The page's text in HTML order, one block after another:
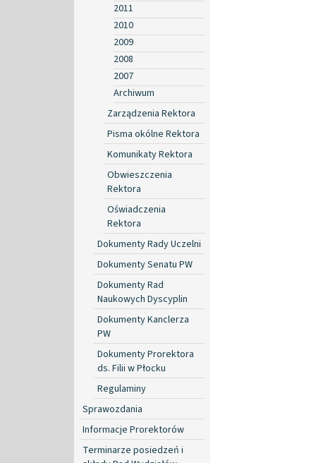
2011
2010
2009
2008
2007
Archiwum
Zarządzenia Rektora
Pisma okólne Rektora
Komunikaty Rektora
Obwieszczenia
Rektora
Oświadczenia
Rektora
Dokumenty Rady Uczelni
Dokumenty Senatu PW
Dokumenty Rad
Naukowych Dyscyplin
Dokumenty Kanclerza
PW
Dokumenty Prorektora
ds. Filii w Płocku
Regulaminy
Sprawozdania
Informacje Prorektorów
Terminarze posiedzeń i